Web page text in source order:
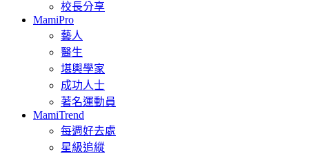
校長分享
MamiPro
藝人
醫生
堪輿學家
成功人士
著名運動員
MamiTrend
每週好去處
星級追縱